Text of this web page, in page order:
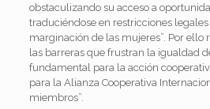
obstaculizando su acceso a
traduciéndose en restricciones
marginación de las mujeres”. Por ello
las barreras que frustran la igualdad
fundamental para la acción
para la Alianza Cooperativa
miembros”.